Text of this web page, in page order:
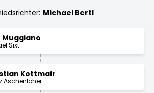
Michael Bertl
Muggiano
Sixt
Kottmair
Aschenloher